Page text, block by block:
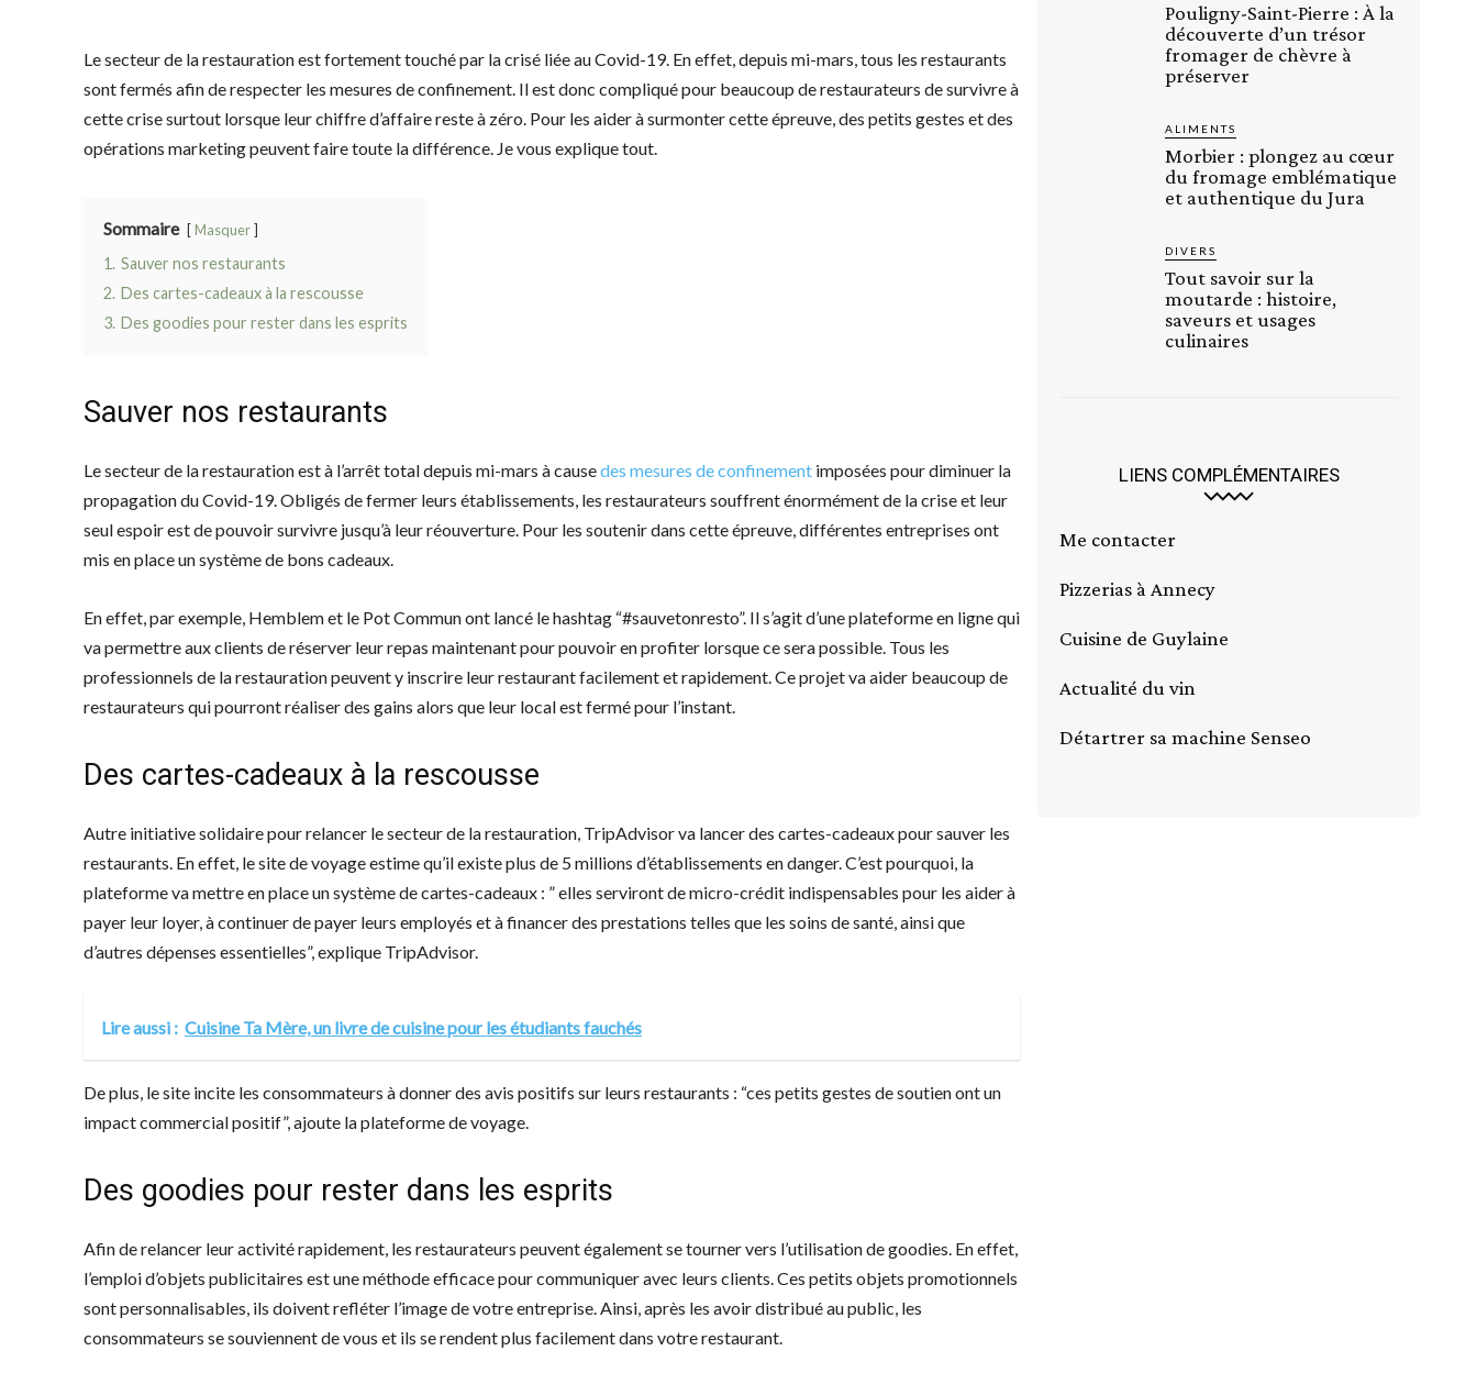
Le secteur de la restauration est fortement touché par la crisé liée au Covid-19. En effet, depuis mi-mars, tous les restaurants
sont fermés afin de respecter les mesures de confinement. Il est donc compliqué pour beaucoup de restaurateurs de survivre à
cette crise surtout lorsque leur chiffre d’affaire reste à zéro. Pour les aider à surmonter cette épreuve, des petits gestes et des
opérations marketing peuvent faire toute la différence. Je vous explique tout.
Sommaire Masquer
1. Sauver nos restaurants
2. Des cartes-cadeaux à la rescousse
3. Des goodies pour rester dans les esprits
Sauver nos restaurants
Le secteur de la restauration est à l’arrêt total depuis mi-mars à causedes mesures de confinement imposées pour diminuer la
propagation du Covid-19. Obligés de fermer leurs établissements, les restaurateurs souffrent énormément de la crise et leur
seul espoir est de pouvoir survivre jusqu’à leur réouverture. Pour les soutenir dans cette épreuve, différentes entreprises ont
mis en place un système de bons cadeaux.
En effet, par exemple, Hemblem et le Pot Commun ont lancé le hashtag “#sauvetonresto”. Il s’agit d’une plateforme en ligne qui
va permettre aux clients de réserver leur repas maintenant pour pouvoir en profiter lorsque ce sera possible. Tous les
professionnels de la restauration peuvent y inscrire leur restaurant facilement et rapidement. Ce projet va aider beaucoup de
restaurateurs qui pourront réaliser des gains alors que leur local est fermé pour l’instant.
Des cartes-cadeaux à la rescousse
Autre initiative solidaire pour relancer le secteur de la restauration, TripAdvisor va lancer des cartes-cadeaux pour sauver les
restaurants. En effet, le site de voyage estime qu’il existe plus de 5 millions d’établissements en danger. C’est pourquoi, la
plateforme va mettre en place un système de cartes-cadeaux : ” elles serviront de micro-crédit indispensables pour les aider à
payer leur loyer, à continuer de payer leurs employés et à financer des prestations telles que les soins de santé, ainsi que
d’autres dépenses essentielles”, explique TripAdvisor.
Lire aussi : Cuisine Ta Mère, un livre de cuisine pour les étudiants fauchés
De plus, le site incite les consommateurs à donner des avis positifs sur leurs restaurants : “ces petits gestes de soutien ont un
impact commercial positif”, ajoute la plateforme de voyage.
Des goodies pour rester dans les esprits
Afin de relancer leur activité rapidement, les restaurateurs peuvent également se tourner vers l’utilisation de goodies. En effet,
l’emploi d’objets publicitaires est une méthode efficace pour communiquer avec leurs clients. Ces petits objets promotionnels
sont personnalisables, ils doivent refléter l’image de votre entreprise. Ainsi, après les avoir distribué au public, les
consommateurs se souviennent de vous et ils se rendent plus facilement dans votre restaurant.
Pouligny-Saint-Pierre : À la
découverte d’un trésor
fromager de chèvre à
préserver
ALIMENTS
Morbier : plongez au cœur
du fromage emblématique
et authentique du Jura
DIVERS
Tout savoir sur la
moutarde : histoire,
saveurs et usages
culinaires
LIENS COMPLÉMENTAIRES
Me contacter
Pizzerias à Annecy
Cuisine de Guylaine
Actualité du vin
Détartrer sa machine Senseo